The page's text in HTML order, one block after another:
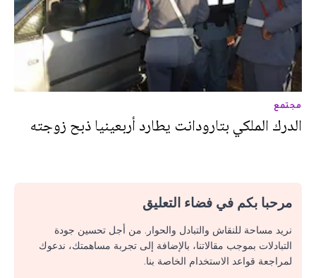
مجتمع
الدرك الملكي بتارودانت يطارد أربعينيا ذبح زوجته
مرحبا بكم في فضاء التعليق
نريد مساحة للنقاش والتبادل والحوار. من أجل تحسين جودة
التبادلات بموجب مقالاتنا، بالإضافة إلى تجربة مساهمتك، ندعوك
لمراجعة قواعد الاستخدام الخاصة بنا.